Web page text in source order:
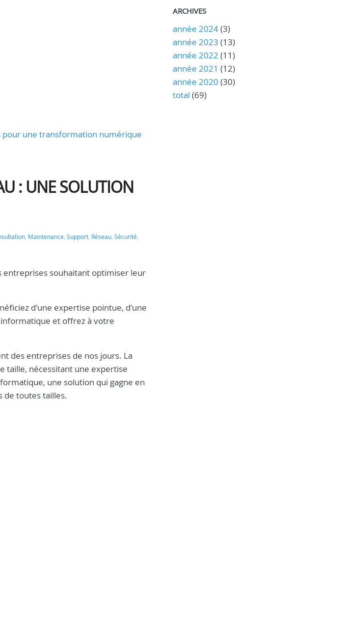
pour une transformation numérique
: UNE SOLUTION
, Maintenance, Support, Réseau, Sécurité,
entreprises souhaitant optimiser leur
d'une expertise pointue, d'une
et offrez à votre
des entreprises de nos jours. La
taille, nécessitant une expertise
une solution qui gagne en
de toutes tailles.
ARCHIVES
année 2024(3)
année 2023 (13)
année 2022 (11)
année 2021 (12)
année 2020 (30)
total (69)